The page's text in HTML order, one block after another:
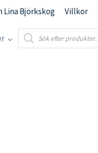
Lina Björkskog Villkor
Products
search